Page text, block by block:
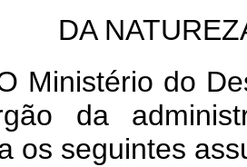
DA
Ministério do
da
os seguintes